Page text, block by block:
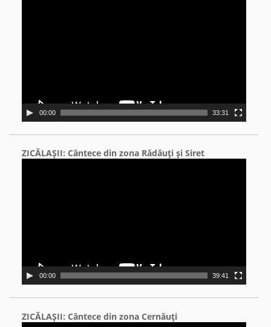
00:00 33:31
ZICĂLAŞII: Cântece din zona Rădăuţi şi Siret
00:00 39:41
ZICĂLAŞII: Cântece din zona Cernăuţi